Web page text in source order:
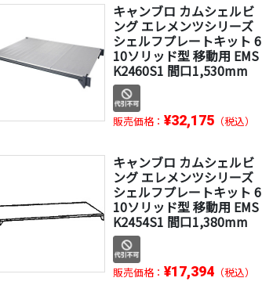
キャンブロ カムシェルビ
ング エレメンツシリーズ
シェルフプレートキット 6
10ソリッド型 移動用 EMS
K2460S1 間口1,530mm
販売価格： ¥32,175 （税込）
キャンブロ カムシェルビ
ング エレメンツシリーズ
シェルフプレートキット 6
10ソリッド型 移動用 EMS
K2454S1 間口1,380mm
販売価格： ¥17,394 （税込）